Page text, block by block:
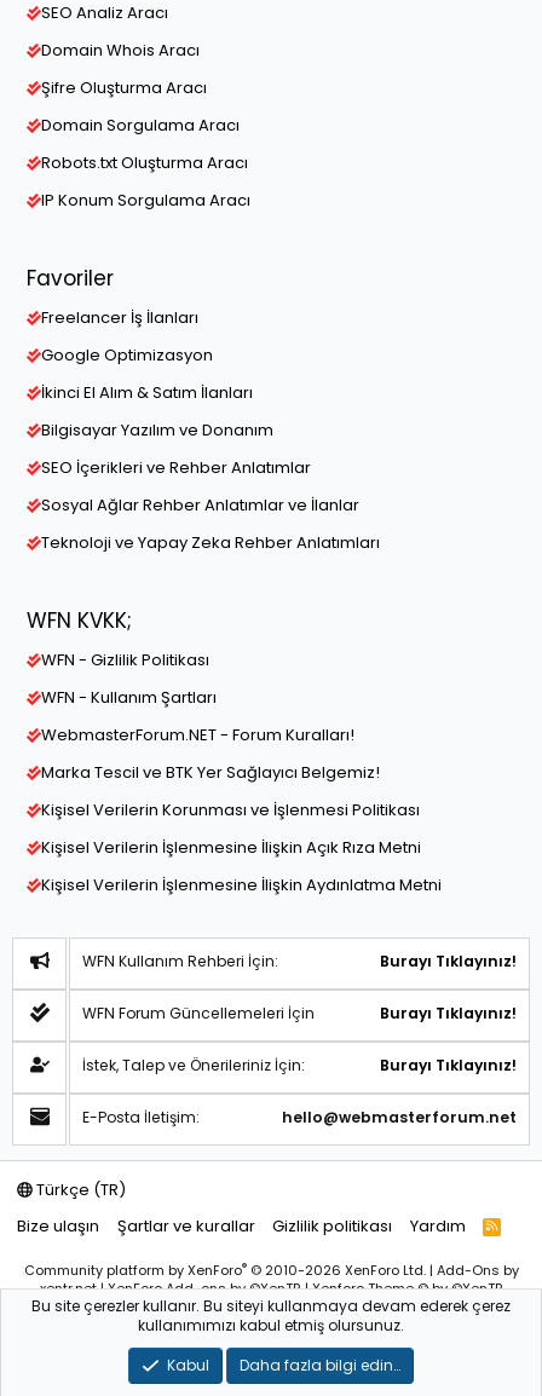
SEO Analiz Aracı
Domain Whois Aracı
Şifre Oluşturma Aracı
Domain Sorgulama Aracı
Robots.txt Oluşturma Aracı
IP Konum Sorgulama Aracı
Favoriler
Freelancer İş İlanları
Google Optimizasyon
İkinci El Alım & Satım İlanları
Bilgisayar Yazılım ve Donanım
SEO İçerikleri ve Rehber Anlatımlar
Sosyal Ağlar Rehber Anlatımlar ve İlanlar
Teknoloji ve Yapay Zeka Rehber Anlatımları
WFN KVKK;
WFN - Gizlilik Politikası
WFN - Kullanım Şartları
WebmasterForum.NET - Forum Kuralları!
Marka Tescil ve BTK Yer Sağlayıcı Belgemiz!
Kişisel Verilerin Korunması ve İşlenmesi Politikası
Kişisel Verilerin İşlenmesine İlişkin Açık Rıza Metni
Kişisel Verilerin İşlenmesine İlişkin Aydınlatma Metni
WFN Kullanım Rehberi İçin: Burayı Tıklayınız!
WFN Forum Güncellemeleri İçin Burayı Tıklayınız!
İstek, Talep ve Önerileriniz İçin: Burayı Tıklayınız!
E-Posta İletişim: hello@webmasterforum.net
Türkçe (TR)
Bize ulaşın
Şartlar ve kurallar Gizlilik politikası Yardım
R
S
Community platform by XenForo® © 2010-2026 XenForo Ltd.| Add-Ons by
xentr.net |XenForo Add-onsby ©XenTR|Xenforo Theme© by ©XenTR
Sitemiz bünyesindeki içerikleri izinsiz kullananlar hakkında T.C.K
kanun ve yönetmeliklerine göre yasal işlem başlatılacağını
alandan yazılı olarak beyan ederiz!
WebmasterForum.NET – Tüm Hakları Saklıdır © 2025-2026
Bu site çerezler kullanır. Bu siteyi kullanmaya devam ederek çerez
kullanımımızı kabul etmiş olursunuz.
Kabul
Daha fazla bilgi edin…